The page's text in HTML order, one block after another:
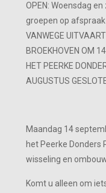
OPEN: Woensdag
groepen op
VANWEGE
BROEKHOVEN OM
HET PEERKE
AUGUSTUS
Maandag 14
het Peerke Donders
wisseling en
Komt u alleen om